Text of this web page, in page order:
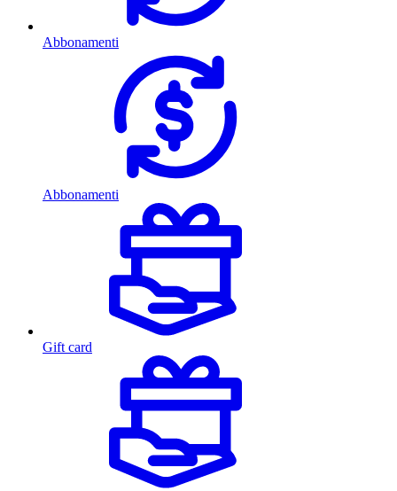
Abbonamenti
Abbonamenti
Gift card